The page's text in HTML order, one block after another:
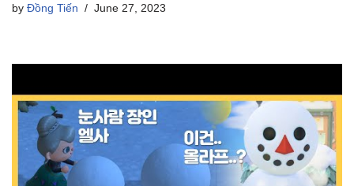
by Đồng Tiến June 27, 2023